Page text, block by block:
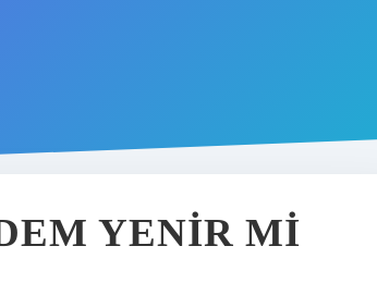
YENIR MI